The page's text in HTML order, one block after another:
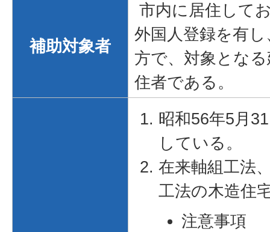
補助対象者
市内に居住して
外国人登録を有
方で、対象とな
住者である。
昭和56年5月
している。
在来軸組工法
工法の木造住
注意事項